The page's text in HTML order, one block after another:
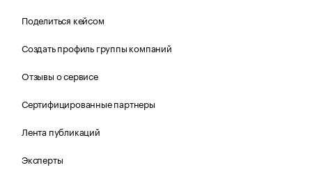
Поделиться кейсом
Создать профиль группы компаний
Отзывы о сервисе
Сертифицированные партнеры
Лента публикаций
Эксперты